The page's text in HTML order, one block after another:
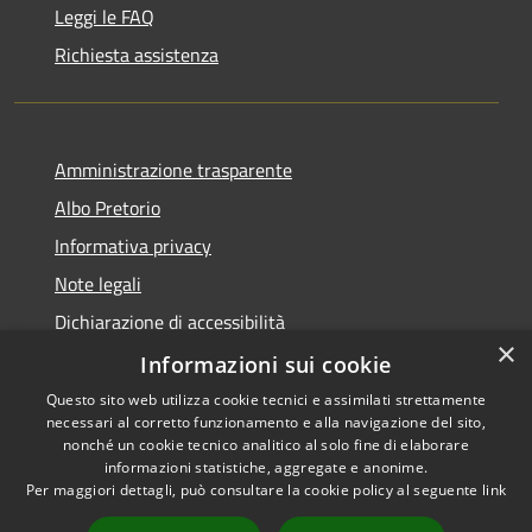
Leggi le FAQ
Richiesta assistenza
Amministrazione trasparente
Albo Pretorio
Informativa privacy
Note legali
Dichiarazione di accessibilità
Dichiarazione di accessibilità dal 2025
RSS
Accessibilità
Copyright © 2026 • Comune di
Gessate • Powered by
×
Informazioni sui cookie
Questo sito web utilizza cookie tecnici e assimilati strettamente
necessari al corretto funzionamento e alla navigazione del sito,
nonché un cookie tecnico analitico al solo fine di elaborare
informazioni statistiche, aggregate e anonime.
Per maggiori dettagli, può consultare la cookie policy al seguente link